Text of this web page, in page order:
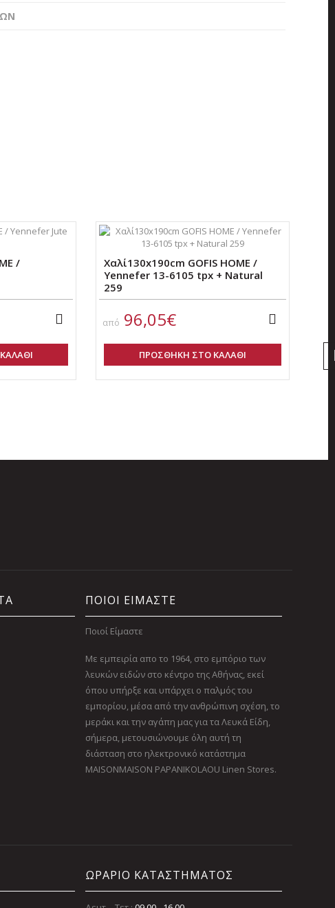
/
Χαλί130x190cm GOFIS HOME /
Yennefer 13-6105 tpx + Natural
259
από 96,05€
ΠΡΟΣΘΗΚΗ ΣΤΟ ΚΑΛΑΘΙ
ΠΟΙΟΙ ΕΙΜΑΣΤΕ
Ποιοί Είμαστε
Με εμπειρία απο το 1964, στο εμπόριο των
λευκών ειδών στο κέντρο της Αθήνας, εκεί
όπου υπήρξε και υπάρχει ο παλμός του
εμπορίου, μέσα από την ανθρώπινη σχέση, το
μεράκι και την αγάπη μας για τα Λευκά Είδη,
σήμερα, μετουσιώνουμε όλη αυτή τη
διάσταση στο ηλεκτρονικό κατάστημα
MAISONMAISON PAPANIKOLAOU Linen Stores.
ΩΡΑΡΙΟ ΚΑΤΑΣΤΗΜΑΤΟΣ